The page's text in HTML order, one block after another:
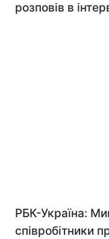
розповів в
РБК-Україна:
співробітники